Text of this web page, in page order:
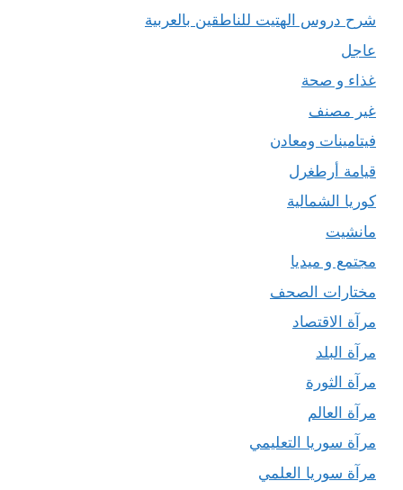
شرح دروس الهتيت للناطقين بالعربية
عاجل
غذاء و صحة
غير مصنف
فيتامينات ومعادن
قيامة أرطغرل
كوريا الشمالية
مانشيت
مجتمع و ميديا
مختارات الصحف
مرآة الاقتصاد
مرآة البلد
مرآة الثورة
مرآة العالم
مرآة سوريا التعليمي
مرآة سوريا العلمي